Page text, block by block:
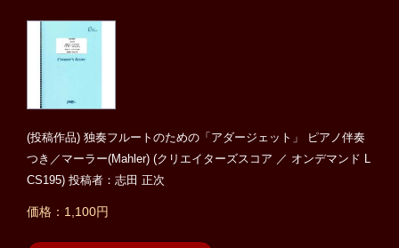
(投稿作品) 独奏フルートのための「アダージェット」 ピアノ伴奏
つき／マーラー(Mahler) (クリエイターズスコア ／ オンデマンド L
CS195) 投稿者：志田 正次
価格：1,100円